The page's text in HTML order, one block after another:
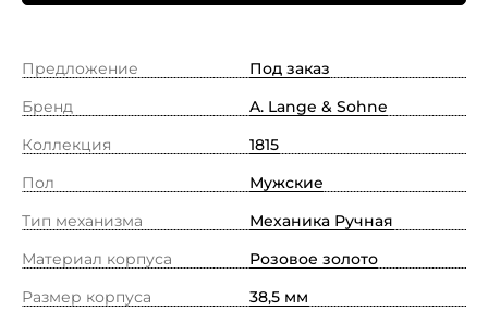
Предложение
Под заказ
Бренд
A. Lange & Sohne
Коллекция
1815
Пол
Мужские
Тип механизма
Механика Ручная
Материал корпуса
Розовое золото
Размер корпуса
38,5 мм